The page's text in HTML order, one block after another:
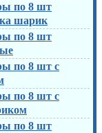
по 8 шт
шарик
по 8 шт
по 8 шт с
по 8 шт с
по 8 шт